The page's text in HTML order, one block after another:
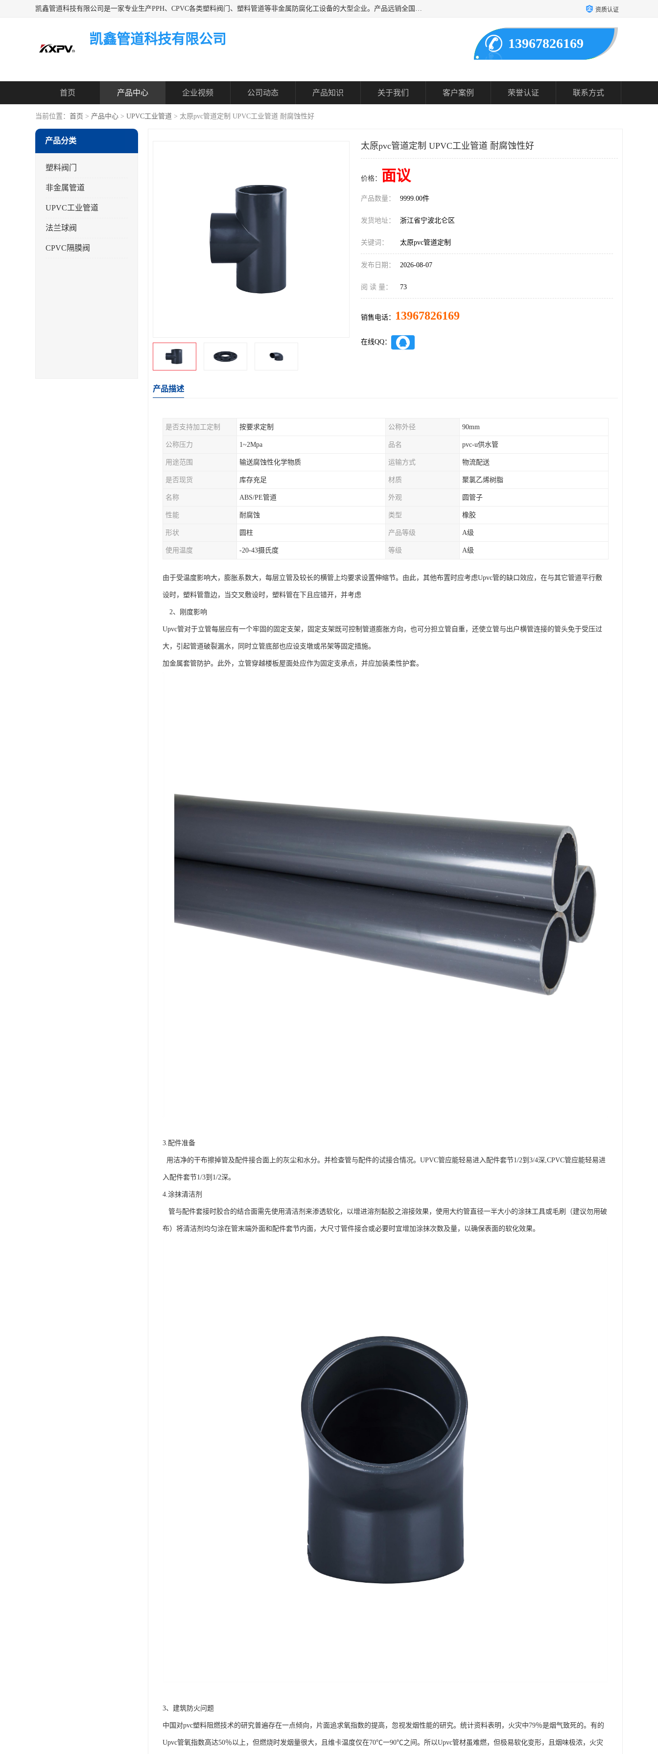
凯鑫管道科技有限公司是一家专业生产PPH、CPVC各类塑料阀门、塑料管道等非金属防腐化工设备的大型企业。产品远销全国三十一个省、市、自治区,广泛应用于化工、石油、氯碱、染料、制药、农药等行业，深受广大用户欢迎，是目前国内生产化工泵、阀门规模较大的生产基地之一。 资质认证
凯鑫管道科技有限公司 13967826169
首页 产品中心 企业视频 公司动态 产品知识 关于我们 客户案例 荣誉认证 联系方式
当前位置： 首页 > 产品中心 > UPVC工业管道 > 太原pvc管道定制 UPVC工业管道 耐腐蚀性好
产品分类
塑料阀门
非金属管道
UPVC工业管道
法兰球阀
CPVC隔膜阀
太原pvc管道定制 UPVC工业管道 耐腐蚀性好
价格： 面议
产品数量： 9999.00件
发货地址： 浙江省宁波北仑区
关键词： 太原pvc管道定制
发布日期： 2026-08-07
阅 读 量： 73
销售电话： 13967826169
在线QQ：
产品描述
是否支持加工定制 按要求定制 公称外径 90mm
公称压力 1~2Mpa 品名 pvc-u供水管
用途范围 输送腐蚀性化学物质 运输方式 物流配送
是否现货 库存充足 材质 聚氯乙烯树脂
名称 ABS/PE管道 外观 圆管子
性能 耐腐蚀 类型 橡胶
形状 圆柱 产品等级 A级
使用温度 -20-43摄氏度 等级 A级
由于受温度影响大，膨胀系数大，每层立管及较长的横管上均要求设置伸缩节。由此，其他布置时应考虑Upvc管的缺口效应，在与其它管道平行敷
设时，塑料管靠边，当交叉敷设时，塑料管在下且应错开，并考虑
2、刚度影响
Upvc管对于立管每层应有一个牢固的固定支架，固定支架既可控制管道膨胀方向，也可分担立管自重，还使立管与出户横管连接的管头免于受压过
大，引起管道破裂漏水，同时立管底部也应设支墩或吊架等固定措施。
加金属套管防护。此外，立管穿越楼板屋面处应作为固定支承点，并应加装柔性护套。
3.配件准备
用洁净的干布擦掉管及配件接合面上的灰尘和水分。并检查管与配件的试接合情况。UPVC管应能轻易进入配件套节1/2到3/4深,CPVC管应能轻易进
入配件套节1/3到1/2深。
4.涂抹清洁剂
管与配件套接时胶合的结合面需先使用清洁剂来渗透软化，以增进溶剂黏胶之溶接效果，使用大约管直径一半大小的涂抹工具或毛刷（建议勿用破
布）将清洁剂均匀涂在管末端外面和配件套节内面，大尺寸管件接合或必要时宜增加涂抹次数及量，以确保表面的软化效果。
3、建筑防火问题
中国对pvc塑料阻燃技术的研究普遍存在一点倾向，片面追求氧指数的提高，忽视发烟性能的研究。统计资料表明，火灾中79％是烟气致死的。有的
Upvc管氧指数高达50％以上，但燃烧时发烟量很大，且维卡温度仅在70℃一90℃之间。所以Upvc管材虽难燃，但极易软化变形，且烟味极浓，火灾